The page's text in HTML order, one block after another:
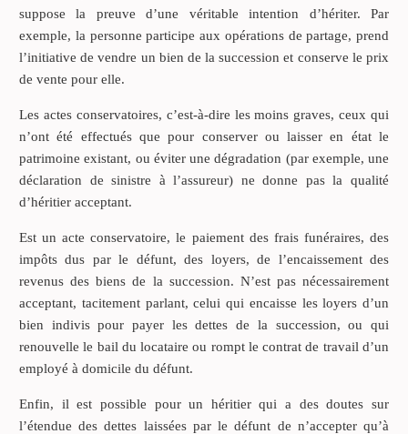
suppose la preuve d’une véritable intention d’hériter. Par
exemple, la personne participe aux opérations de partage, prend
l’initiative de vendre un bien de la succession et conserve le prix
de vente pour elle.
Les actes conservatoires, c’est-à-dire les moins graves, ceux qui
n’ont été effectués que pour conserver ou laisser en état le
patrimoine existant, ou éviter une dégradation (par exemple, une
déclaration de sinistre à l’assureur) ne donne pas la qualité
d’héritier acceptant.
Est un acte conservatoire, le paiement des frais funéraires, des
impôts dus par le défunt, des loyers, de l’encaissement des
revenus des biens de la succession. N’est pas nécessairement
acceptant, tacitement parlant, celui qui encaisse les loyers d’un
bien indivis pour payer les dettes de la succession, ou qui
renouvelle le bail du locataire ou rompt le contrat de travail d’un
employé à domicile du défunt.
Enfin, il est possible pour un héritier qui a des doutes sur
l’étendue des dettes laissées par le défunt de n’accepter qu’à